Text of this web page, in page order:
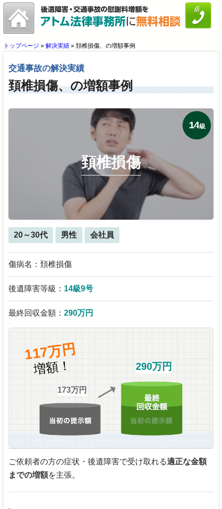
トップページ » 解決実績» 頚椎損傷、の増額事例
交通事故の解決実績
頚椎損傷、の増額事例
14級
頚椎損傷
20～30代 男性 会社員
傷病名：頚椎損傷
後遺障害等級： 14級9号
最終回収金額： 290万円
117万円
増額！
173万円
290万円
ご依頼者の方の症状・後遺障害で受け取れる適正な金額
までの増額を主張。